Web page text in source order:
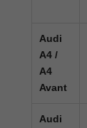
Audi
A4 /
A4
Avant
Audi